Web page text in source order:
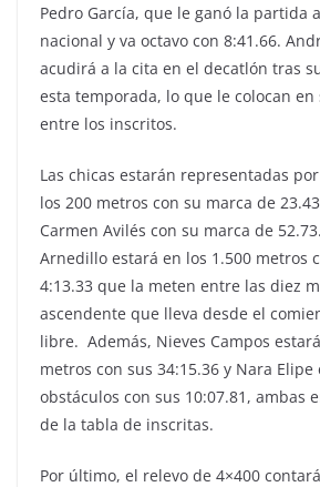
Pedro García, que le ganó la partida
nacional y va octavo con 8:41.66.
acudirá a la cita en el decatlón tras
esta temporada, lo que le colocan
entre los inscritos.
Las chicas estarán representadas
los 200 metros con su marca de
Carmen Avilés con su marca de
Arnedillo estará en los 1.500 metros
4:13.33 que la meten entre las diez
ascendente que lleva desde el
libre. Además, Nieves Campos
metros con sus 34:15.36 y Nara Elipe
obstáculos con sus 10:07.81, ambas
de la tabla de inscritas.
Por último, el relevo de 4×400